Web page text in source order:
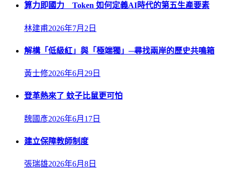
算力即國力 Token 如何定義AI時代的第五生產要素
林建甫2026年7月2日
解構「低級紅」與「極端獨」─尋找兩岸的歷史共鳴箱
黃士修2026年6月29日
登革熱來了 蚊子比鼠更可怕
魏國彥2026年6月17日
建立保障教師制度
張瑞雄2026年6月8日